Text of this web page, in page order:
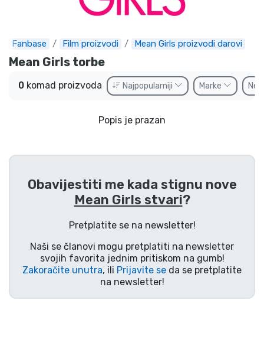
Fanbase Film proizvodi Mean Girls proizvodi darovi
Mean Girls torbe
0 komad proizvoda Najpopularniji Marke Ne
Popis je prazan
Obavijestiti me kada stignu nove
Mean Girls stvari?
Pretplatite se na newsletter!
Naši se članovi mogu pretplatiti na newsletter
svojih favorita jednim pritiskom na gumb!
Zakoračite unutra, ili Prijavite se da se pretplatite
na newsletter!
Prednarudžbe
Outlet proizvodi
Film proizvodi
Anime proizvodi
Gamer proizvodi